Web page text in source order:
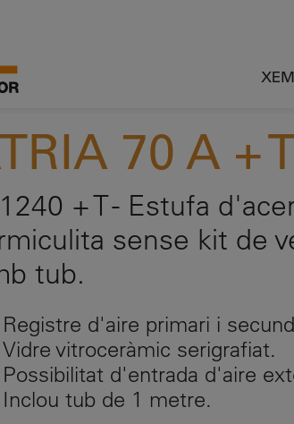
70 A +
+ T - Estufa
sense kit de
tub.
Registre d'aire primari i
Vidre vitroceràmic serigrafiat.
Possibilitat d'entrada d'aire
Inclou tub de 1 metre.